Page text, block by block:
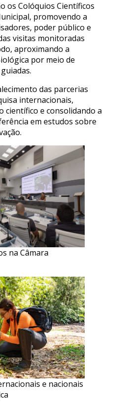
os Colóquios Científicos
promovendo a
poder público e
visitas monitoradas
aproximando a
por meio de
das parcerias
internacionais,
científico e consolidando a
em estudos sobre
na Câmara
e nacionais